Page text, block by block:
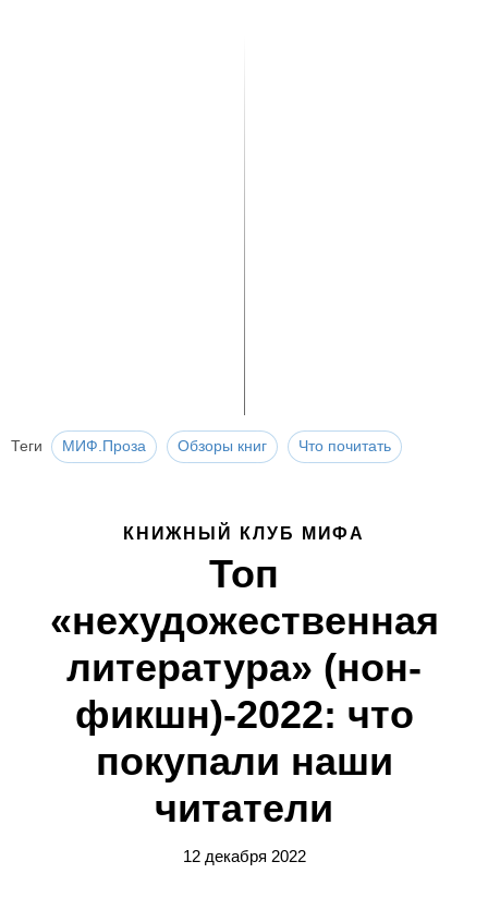
Теги МИФ.Проза Обзоры книг Что почитать
КНИЖНЫЙ КЛУБ МИФА
Топ
«нехудожественная
литература» (нон-
фикшн)-2022: что
покупали наши
читатели
12 декабря 2022